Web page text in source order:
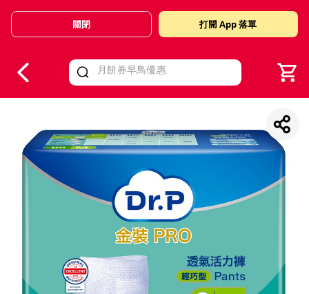
Valid Until 30 June 2026
關閉 打開 App 落單